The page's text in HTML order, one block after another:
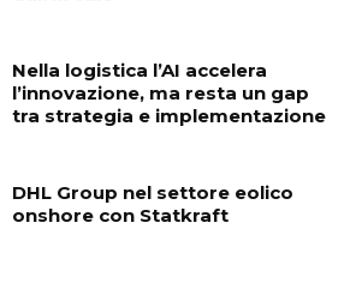
Nella logistica l’AI accelera
l’innovazione, ma resta un gap
tra strategia e implementazione
DHL Group nel settore eolico
onshore con Statkraft